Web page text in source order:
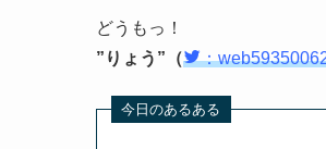
どうもっ！
”りょう”（
：